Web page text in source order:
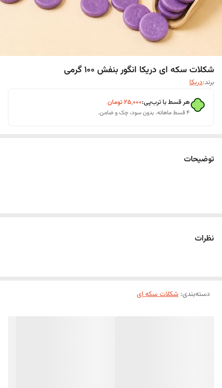
شکلات سکه ای دریکا انگور بنفش 100 گرمی
برند:دریکا
هر قسط با ترب‌پی:۲۵٬۰۰۰تومان
۴ قسط ماهانه. بدون سود، چک و ضامن.
توضیحات
نظرات
دسته‌بندی: شکلات سکه ای